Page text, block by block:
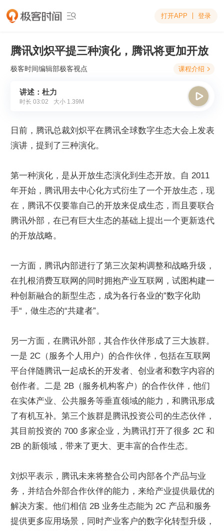
 打开APP 登录
腾讯刘炽平提三种演化，腾讯将更加开放
极客时间编辑部极客视点 课程介绍 
讲述：杜力
时长 03:02 大小 1.39M

日前，腾讯总裁刘炽平在腾讯全球数字生态大会上发表
演讲，提到了三种演化。
第一种演化，是从开放生态演化到生态开放。自 2011
年开始，腾讯用去中心化方式衍生了一个开放生态，现
在，腾讯不仅要靠自己的开放来促成生态，而且要联合
腾讯外部，在已有巨大生态的基础上提出一个更新迭代
的开放战略。
一方面，腾讯内部进行了第三次架构调整和战略升级，
在扎根消费互联网的同时拥抱产业互联网，试图构建一
种创新融合的新型生态，成为各行各业的”数字化助
手“，做生态的“共建者”。
另一方面，在腾讯外部，其合作伙伴形成了三大族群。
一是 2C（服务个人用户）的合作伙伴，包括在互联网
平台伴随腾讯一起成长的开发者、创业者和数字内容的
创作者。二是 2B（服务机构客户）的合作伙伴，他们
在实体产业、公共服务等垂直领域的能力，和腾讯形成
了有机互补。第三个族群是腾讯投资公司的生态伙伴，
其目前投资的 700 多家企业，为腾讯打开了很多 2C 和
2B 的新领域，带来了更大、更丰富的合作生态。
刘炽平表示，腾讯未来将整合公司内部各个产品与业
务，并结合外部合作伙伴的能力，来给产业提供最优的
解决方案。他们相信 2B 业务生态能为 2C 产品和服务
提供更多应用场景，同时产业客户的数字化转型升级，